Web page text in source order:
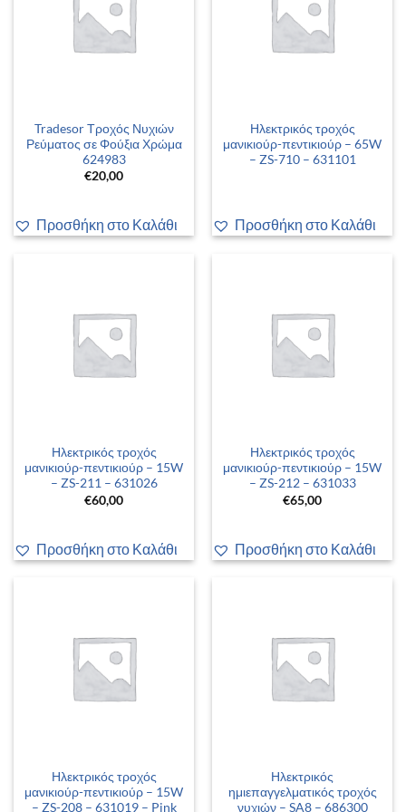
Tradesor Τροχός Νυχιών
Ρεύματος σε Φούξια Χρώμα
624983
€20,00
Προσθήκη στο Καλάθι
Ηλεκτρικός τροχός
μανικιούρ-πεντικιούρ – 65W
– ZS-710 – 631101
Προσθήκη στο Καλάθι
Ηλεκτρικός τροχός
μανικιούρ-πεντικιούρ – 15W
– ZS-211 – 631026
€60,00
Προσθήκη στο Καλάθι
Ηλεκτρικός τροχός
μανικιούρ-πεντικιούρ – 15W
– ZS-212 – 631033
€65,00
Προσθήκη στο Καλάθι
Ηλεκτρικός τροχός
μανικιούρ-πεντικιούρ – 15W
– ZS-208 – 631019 – Pink
Ηλεκτρικός
ημιεπαγγελματικός τροχός
νυχιών – SA8 – 686300